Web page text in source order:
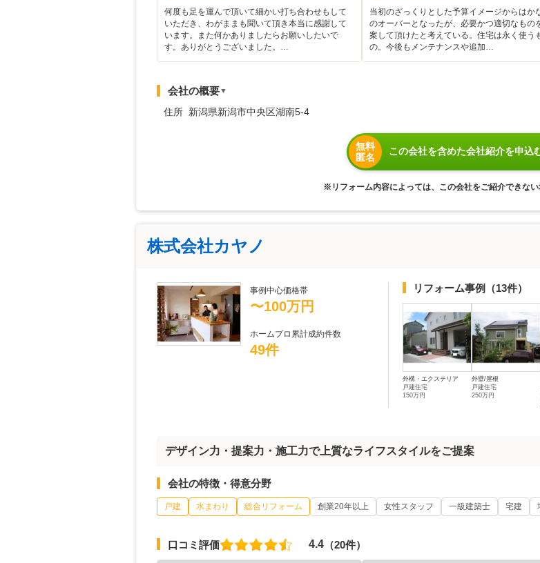
何度も足を運んで頂いて細かい打ち合わせもして
いただき、わがままも聞いて頂き本当に感謝して
います。また何かありましたらお願いしたいで
す。ありがとうございました。…
当初のざっくりとした予算イメージからはか
のオーバーとなったが、必要かつ適切なもの
案して頂けたと考えている。住宅は永く使う
の。今後もメンテナンスや追加…
会社の概要▼
住所 新潟県新潟市中央区湖南5-4
無料
匿名
この会社を含めた会社紹介を申込
※リフォーム内容によっては、この会社をご紹介できない
株式会社カヤノ
事例中心価格帯
〜100万円
ホームプロ累計成約件数
49件
リフォーム事例 （13件）
外構・エクステリア
戸建住宅
150万円
外壁/屋根
戸建住宅
250万円
デザイン力・提案力・施工力で上質なライフスタイルをご提案
会社の特徴・得意分野
戸建 水まわり 総合リフォーム 創業20年以上 女性スタッフ 一級建築士 宅建
口コミ評価 4.4 （20件）